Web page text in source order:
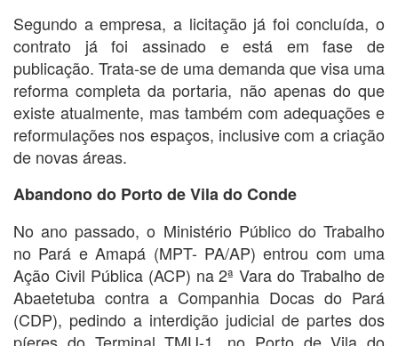
Segundo a empresa, a licitação já foi concluída, o
contrato já foi assinado e está em fase de
publicação. Trata-se de uma demanda que visa uma
reforma completa da portaria, não apenas do que
existe atualmente, mas também com adequações e
reformulações nos espaços, inclusive com a criação
de novas áreas.
Abandono do Porto de Vila do Conde
No ano passado, o Ministério Público do Trabalho
no Pará e Amapá (MPT- PA/AP) entrou com uma
Ação Civil Pública (ACP) na 2ª Vara do Trabalho de
Abaetetuba contra a Companhia Docas do Pará
(CDP), pedindo a interdição judicial de partes dos